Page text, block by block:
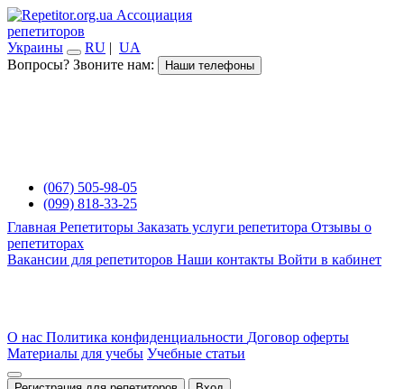
Ассоциация
репетиторов
Украины
RU | UA
Вопросы? Звоните нам:
Наши телефоны
(067) 505-98-05
(099) 818-33-25
Главная Репетиторы Заказать услуги репетитора Отзывы о
репетиторах
Вакансии для репетиторов Наши контакты Войти в кабинет
О нас Политика конфиденциальности Договор оферты
Материалы для учебы Учебные статьи